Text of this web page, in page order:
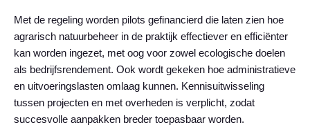
Met de regeling worden pilots gefinancierd die laten zien hoe
agrarisch natuurbeheer in de praktijk effectiever en efficiënter
kan worden ingezet, met oog voor zowel ecologische doelen
als bedrijfsrendement. Ook wordt gekeken hoe administratieve
en uitvoeringslasten omlaag kunnen. Kennisuitwisseling
tussen projecten en met overheden is verplicht, zodat
succesvolle aanpakken breder toepasbaar worden.